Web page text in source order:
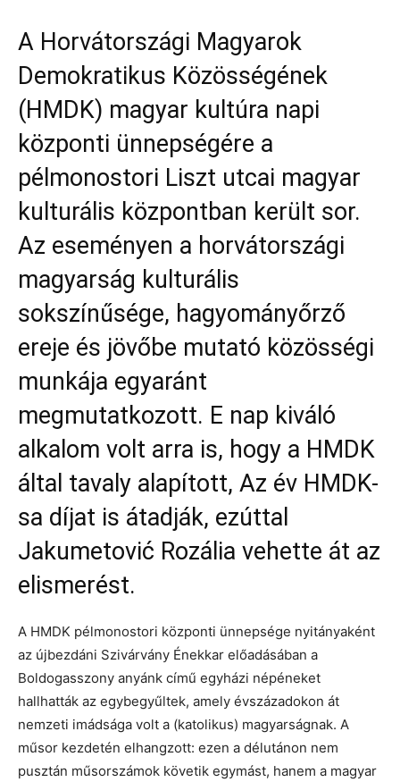
A Horvátországi Magyarok
Demokratikus Közösségének
(HMDK) magyar kultúra napi
központi ünnepségére a
pélmonostori Liszt utcai magyar
kulturális központban került sor.
Az eseményen a horvátországi
magyarság kulturális
sokszínűsége, hagyományőrző
ereje és jövőbe mutató közösségi
munkája egyaránt
megmutatkozott. E nap kiváló
alkalom volt arra is, hogy a HMDK
által tavaly alapított, Az év HMDK-
sa díjat is átadják, ezúttal
Jakumetović Rozália vehette át az
elismerést.
A HMDK pélmonostori központi ünnepsége nyitányaként
az újbezdáni Szivárvány Énekkar előadásában a
Boldogasszony anyánk című egyházi népéneket
hallhatták az egybegyűltek, amely évszázadokon át
nemzeti imádsága volt a (katolikus) magyarságnak. A
műsor kezdetén elhangzott: ezen a délutánon nem
pusztán műsorszámok követik egymást, hanem a magyar